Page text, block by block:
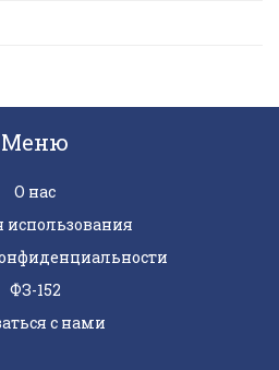
Меню
О нас
использования
ФЗ-152
с нами